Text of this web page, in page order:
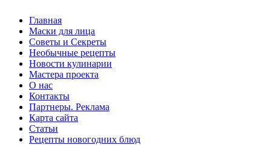
Главная
Маски для лица
Советы и Секреты
Необычные рецепты
Новости кулинарии
Мастера проекта
О нас
Контакты
Партнеры. Реклама
Карта сайта
Статьи
Рецепты новогодних блюд